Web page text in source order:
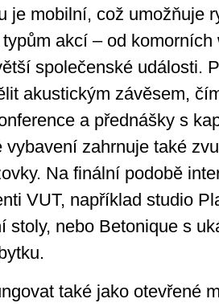
je mobilní, což umožňuje
akcí – od komorních
společenské události.
akustickým závěsem,
a přednášky s
vybavení zahrnuje také
Na finální podobě
VUT, například studio
stoly, nebo Betonique s
také jako otevřené